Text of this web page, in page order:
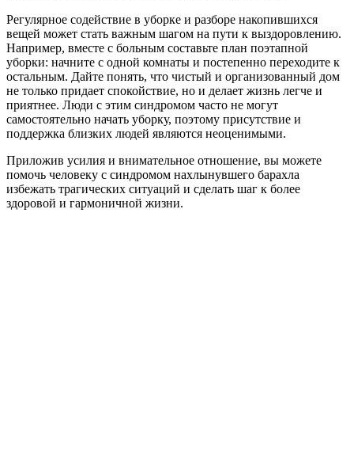
Регулярное содействие в уборке и разборе накопившихся
вещей может стать важным шагом на пути к выздоровлению.
Например, вместе с больным составьте план поэтапной
уборки: начните с одной комнаты и постепенно переходите к
остальным. Дайте понять, что чистый и организованный дом
не только придает спокойствие, но и делает жизнь легче и
приятнее. Люди с этим синдромом часто не могут
самостоятельно начать уборку, поэтому присутствие и
поддержка близких людей являются неоценимыми.
Приложив усилия и внимательное отношение, вы можете
помочь человеку с синдромом нахлынувшего барахла
избежать трагических ситуаций и сделать шаг к более
здоровой и гармоничной жизни.